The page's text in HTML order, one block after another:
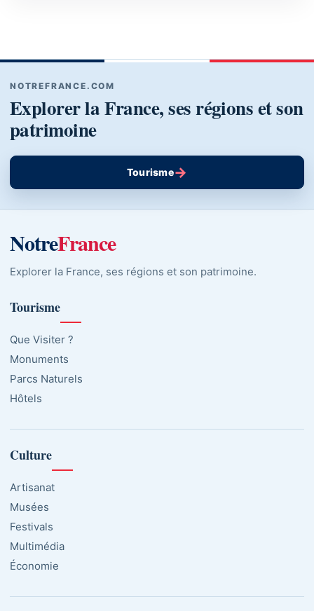
NOTREFRANCE.COM
Explorer la France, ses régions et son
patrimoine
Tourisme→
NotreFrance
Explorer la France, ses régions et son patrimoine.
Tourisme
Que Visiter ?
Monuments
Parcs Naturels
Hôtels
Culture
Artisanat
Musées
Festivals
Multimédia
Économie